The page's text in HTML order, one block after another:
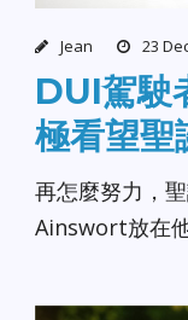
Jean 23
DUI駕駛
極看望聖
再怎麼努力，
Ainswort放在